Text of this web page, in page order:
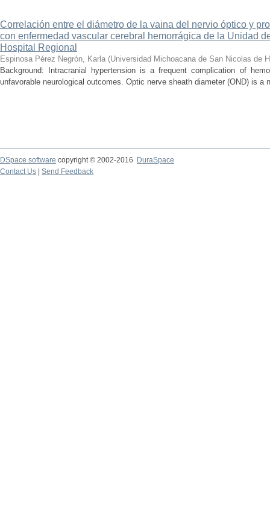
Correlación entre el diámetro de la vaina del nervio óptico y
con enfermedad vascular cerebral hemorrágica de la Unidad
Hospital Regional
Espinosa Pérez Negrón, Karla (Universidad Michoacana de San Nicolas de
Background: Intracranial hypertension is a frequent complication of
unfavorable neurological outcomes. Optic nerve sheath diameter (OND) is a
DSpace software copyright © 2002-2016
DuraSpace
Contact Us
Send Feedback